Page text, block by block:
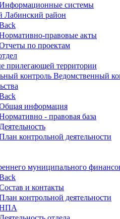
системы
Лабинский район
правовые акты
по проектам
прилегающей территории
контроль Ведомственный
информация
- правовая база
Деятельность
контрольной деятельности
муниципального
и контакты
контрольной деятельности